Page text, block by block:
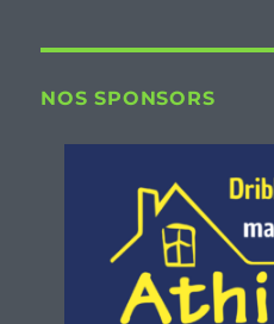
NOS SPONSORS